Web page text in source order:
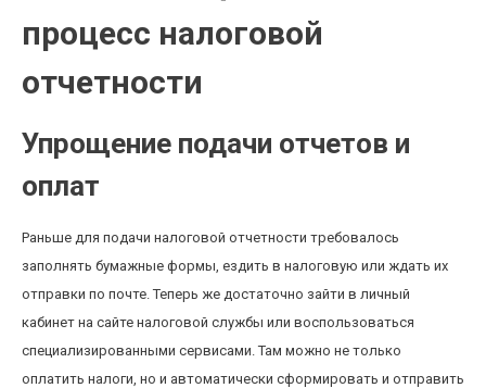
процесс налоговой
отчетности
Упрощение подачи отчетов и
оплат
Раньше для подачи налоговой отчетности требовалось
заполнять бумажные формы, ездить в налоговую или ждать их
отправки по почте. Теперь же достаточно зайти в личный
кабинет на сайте налоговой службы или воспользоваться
специализированными сервисами. Там можно не только
оплатить налоги, но и автоматически сформировать и отправить